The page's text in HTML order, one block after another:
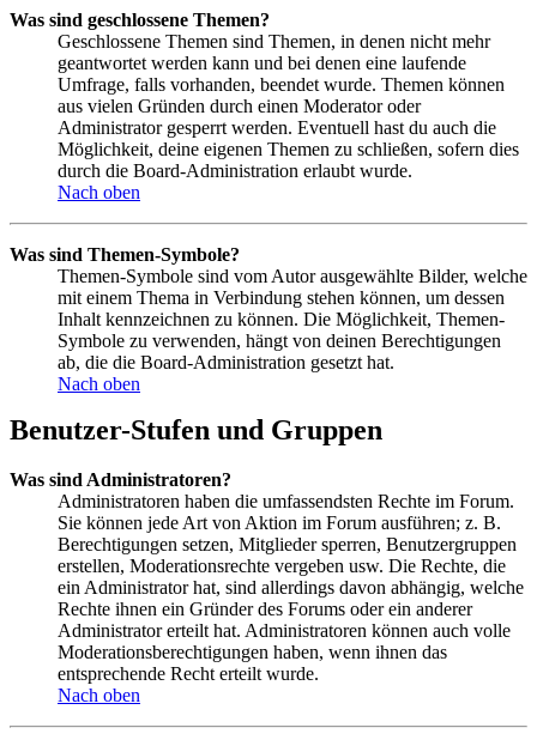
Was sind geschlossene Themen?
Geschlossene Themen sind Themen, in denen nicht mehr
geantwortet werden kann und bei denen eine laufende
Umfrage, falls vorhanden, beendet wurde. Themen können
aus vielen Gründen durch einen Moderator oder
Administrator gesperrt werden. Eventuell hast du auch die
Möglichkeit, deine eigenen Themen zu schließen, sofern dies
durch die Board-Administration erlaubt wurde.
Nach oben
Was sind Themen-Symbole?
Themen-Symbole sind vom Autor ausgewählte Bilder, welche
mit einem Thema in Verbindung stehen können, um dessen
Inhalt kennzeichnen zu können. Die Möglichkeit, Themen-
Symbole zu verwenden, hängt von deinen Berechtigungen
ab, die die Board-Administration gesetzt hat.
Nach oben
Benutzer-Stufen und Gruppen
Was sind Administratoren?
Administratoren haben die umfassendsten Rechte im Forum.
Sie können jede Art von Aktion im Forum ausführen; z. B.
Berechtigungen setzen, Mitglieder sperren, Benutzergruppen
erstellen, Moderationsrechte vergeben usw. Die Rechte, die
ein Administrator hat, sind allerdings davon abhängig, welche
Rechte ihnen ein Gründer des Forums oder ein anderer
Administrator erteilt hat. Administratoren können auch volle
Moderationsberechtigungen haben, wenn ihnen das
entsprechende Recht erteilt wurde.
Nach oben